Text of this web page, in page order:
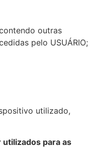
outras
pelo USUÁRIO;
utilizado,
para as